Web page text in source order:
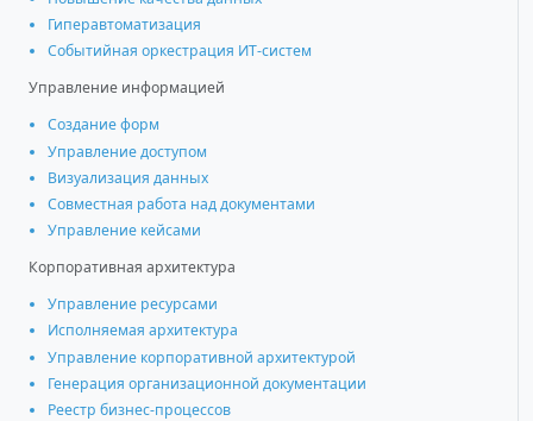
Гиперавтоматизация
Событийная оркестрация ИТ-систем
Управление информацией
Создание форм
Управление доступом
Визуализация данных
Совместная работа над документами
Управление кейсами
Корпоративная архитектура
Управление ресурсами
Исполняемая архитектура
Управление корпоративной архитектурой
Генерация организационной документации
Реестр бизнес-процессов